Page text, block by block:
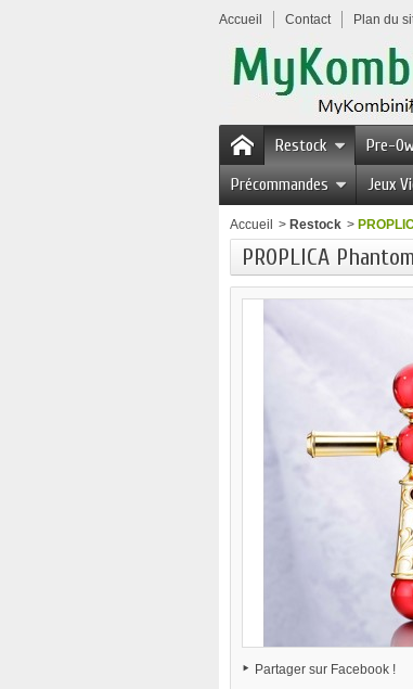
Accueil Contact Plan du
Restock Pre-
Précommandes
Jeux
Accueil > Restock >
PROPLICA
Partager sur Facebook !